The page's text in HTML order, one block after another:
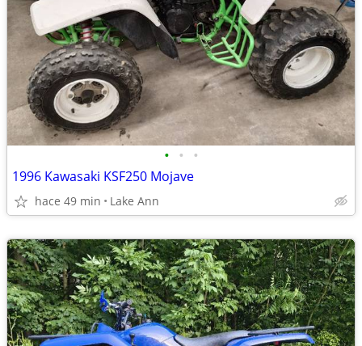
• • •
1996 Kawasaki KSF250 Mojave
hace 49 min Lake Ann